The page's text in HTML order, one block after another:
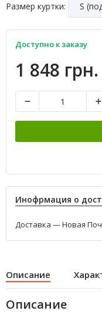
Размер куртки:
Доступно к заказу
1 848 грн.
Инофрмация о
Доставка — Новая
Описание
Описание